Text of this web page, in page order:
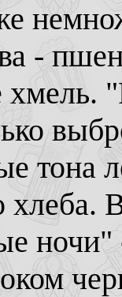
-
хмель.
тона
хлеба.
ночи"